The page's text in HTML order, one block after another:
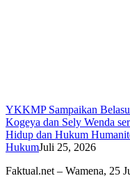
YKKMP Sampaikan
Kogeya dan Sely Wenda
Hidup dan Hukum
HukumJuli 25, 2026
Faktual.net – Wamena, 25